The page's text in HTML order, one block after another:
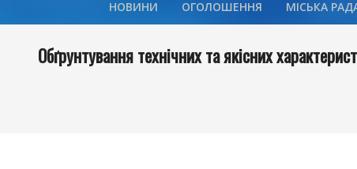
НОВИНИ ОГОЛОШЕННЯ МІСЬКА
Обґрунтування технічних та якісних